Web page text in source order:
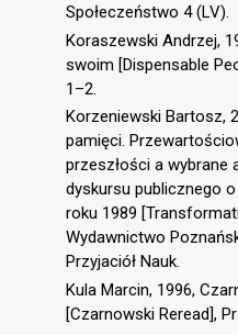
Społeczeństwo 4 (LV).
Koraszewski Andrzej,
swoim [Dispensable
1–2.
Korzeniewski Bartosz,
pamięci.
przeszłości a wybrane
dyskursu publicznego
roku 1989
Wydawnictwo
Przyjaciół Nauk.
Kula Marcin, 1996,
[Czarnowski Reread],